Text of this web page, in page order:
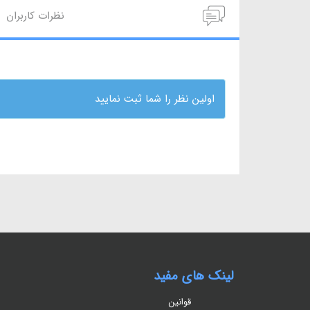
نظرات کاربران
اولین نظر را شما ثبت نمایید
لینک های مفید
قوانین